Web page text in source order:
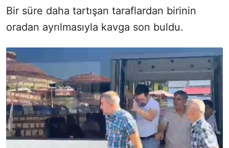
Bir süre daha tartışan taraflardan birinin
oradan ayrılmasıyla kavga son buldu.